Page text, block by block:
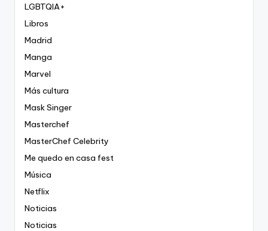
LGBTQIA+
Libros
Madrid
Manga
Marvel
Más cultura
Mask Singer
Masterchef
MasterChef Celebrity
Me quedo en casa fest
Música
Netflix
Noticias
Noticias